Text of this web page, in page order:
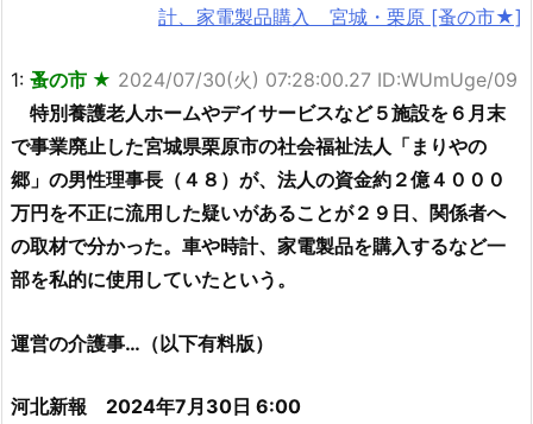
計、家電製品購入 宮城・栗原 [蚤の市★]
1: 蚤の市 ★ 2024/07/30(火) 07:28:00.27 ID:WUmUge/09
特別養護老人ホームやデイサービスなど５施設を６月末
で事業廃止した宮城県栗原市の社会福祉法人「まりやの
郷」の男性理事長（４８）が、法人の資金約２億４０００
万円を不正に流用した疑いがあることが２９日、関係者へ
の取材で分かった。車や時計、家電製品を購入するなど一
部を私的に使用していたという。
運営の介護事…（以下有料版）
河北新報 2024年7月30日 6:00